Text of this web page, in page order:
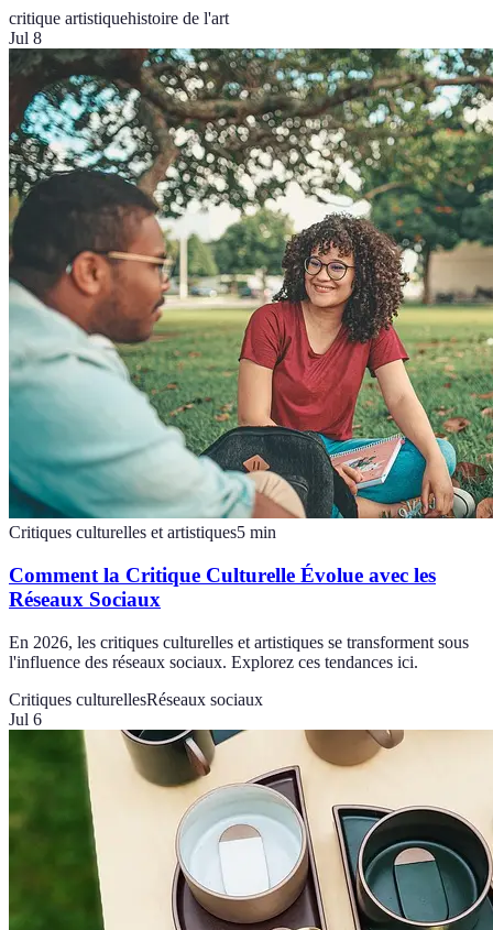
critique artistiquehistoire de l'art
Jul 8
Critiques culturelles et artistiques5 min
Comment la Critique Culturelle Évolue avec les
Réseaux Sociaux
En 2026, les critiques culturelles et artistiques se transforment sous
l'influence des réseaux sociaux. Explorez ces tendances ici.
Critiques culturellesRéseaux sociaux
Jul 6